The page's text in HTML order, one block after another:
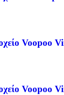
Voopoo
Voopoo